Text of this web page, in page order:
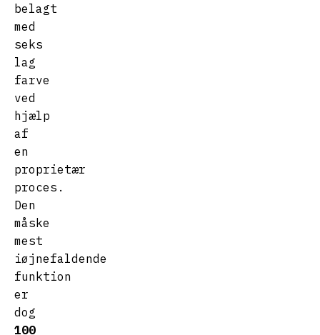
belagt
med
seks
lag
farve
ved
hjælp
af
en
proprietær
proces.
Den
måske
mest
iøjnefaldende
funktion
er
dog
100